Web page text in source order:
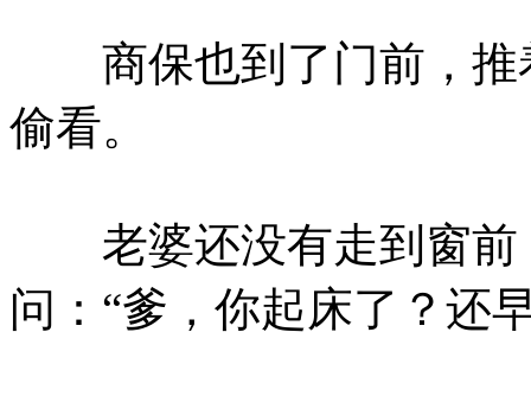
商保也到了门前，推
偷看。
老婆还没有走到窗前
问：“爹，你起床了？还